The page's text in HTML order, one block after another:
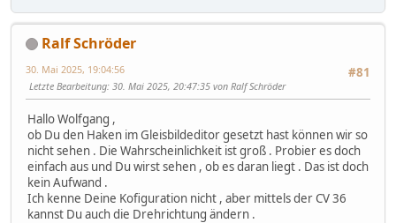
Ralf Schröder
#81
30. Mai 2025, 19:04:56
Letzte Bearbeitung: 30. Mai 2025, 20:47:35 von Ralf Schröder
Hallo Wolfgang ,
ob Du den Haken im Gleisbildeditor gesetzt hast können wir so
nicht sehen . Die Wahrscheinlichkeit ist groß . Probier es doch
einfach aus und Du wirst sehen , ob es daran liegt . Das ist doch
kein Aufwand .
Ich kenne Deine Kofiguration nicht , aber mittels der CV 36
kannst Du auch die Drehrichtung ändern .